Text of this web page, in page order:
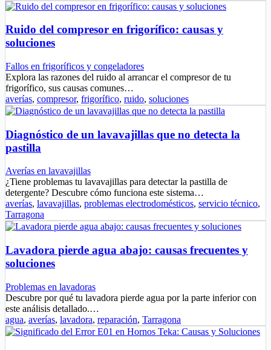
Ruido del compresor en frigorífico: causas y
soluciones
Fallos en frigoríficos y congeladores
Explora las razones del ruido al arrancar el compresor de tu
frigorífico, sus causas comunes…
averías, compresor, frigorífico, ruido, soluciones
Diagnóstico de un lavavajillas que no detecta la
pastilla
Averías en lavavajillas
¿Tiene problemas tu lavavajillas para detectar la pastilla de
detergente? Descubre cómo funciona este sistema…
averías, lavavajillas, problemas electrodomésticos, servicio técnico,
Tarragona
Lavadora pierde agua abajo: causas frecuentes y
soluciones
Problemas en lavadoras
Descubre por qué tu lavadora pierde agua por la parte inferior con
este análisis detallado.…
agua, averías, lavadora, reparación, Tarragona